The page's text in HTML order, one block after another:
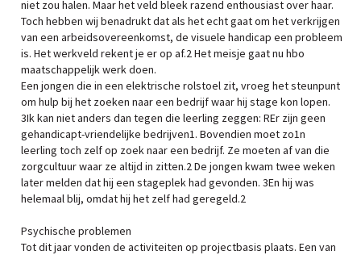
niet zou halen. Maar het veld bleek razend enthousiast over haar.
Toch hebben wij benadrukt dat als het echt gaat om het verkrijgen
van een arbeidsovereenkomst, de visuele handicap een probleem
is. Het werkveld rekent je er op af.2 Het meisje gaat nu hbo
maatschappelijk werk doen.
Een jongen die in een elektrische rolstoel zit, vroeg het steunpunt
om hulp bij het zoeken naar een bedrijf waar hij stage kon lopen.
3Ik kan niet anders dan tegen die leerling zeggen: REr zijn geen
gehandicapt-vriendelijke bedrijven1. Bovendien moet zo1n
leerling toch zelf op zoek naar een bedrijf. Ze moeten af van die
zorgcultuur waar ze altijd in zitten.2 De jongen kwam twee weken
later melden dat hij een stageplek had gevonden. 3En hij was
helemaal blij, omdat hij het zelf had geregeld.2
Psychische problemen
Tot dit jaar vonden de activiteiten op projectbasis plaats. Een van